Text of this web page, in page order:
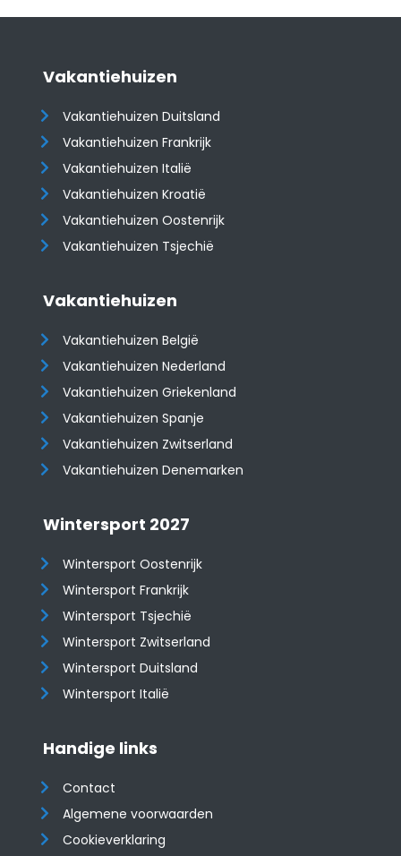
Vakantiehuizen
Vakantiehuizen Duitsland
Vakantiehuizen Frankrijk
Vakantiehuizen Italië
Vakantiehuizen Kroatië
​​​​​​​Vakantiehuizen Oostenrijk
Vakantiehuizen Tsjechië
Vakantiehuizen
Vakantiehuizen België
Vakantiehuizen Nederland
Vakantiehuizen Griekenland
Vakantiehuizen Spanje
​​​​​​​Vakantiehuizen Zwitserland
Vakantiehuizen Denemarken
Wintersport 2027
Wintersport Oostenrijk
Wintersport Frankrijk
Wintersport Tsjechië
Wintersport Zwitserland
Wintersport Duitsland
Wintersport Italië
Handige links
Contact
Algemene voorwaarden
Cookieverklaring